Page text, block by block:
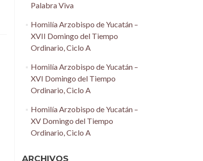
Palabra Viva
Homilía Arzobispo de Yucatán –
XVII Domingo del Tiempo
Ordinario, Ciclo A
Homilía Arzobispo de Yucatán –
XVI Domingo del Tiempo
Ordinario, Ciclo A
Homilía Arzobispo de Yucatán –
XV Domingo del Tiempo
Ordinario, Ciclo A
ARCHIVOS